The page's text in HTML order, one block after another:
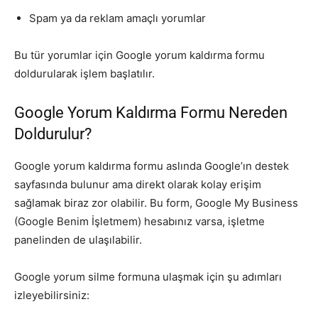
Spam ya da reklam amaçlı yorumlar
Bu tür yorumlar için Google yorum kaldırma formu
doldurularak işlem başlatılır.
Google Yorum Kaldırma Formu Nereden
Doldurulur?
Google yorum kaldırma formu aslında Google’ın destek
sayfasında bulunur ama direkt olarak kolay erişim
sağlamak biraz zor olabilir. Bu form, Google My Business
(Google Benim İşletmem) hesabınız varsa, işletme
panelinden de ulaşılabilir.
Google yorum silme formuna ulaşmak için şu adımları
izleyebilirsiniz: